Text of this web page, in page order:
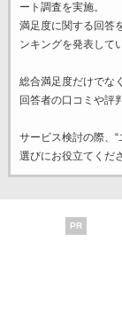
ート調査を実施。
満足度に関する回答
ンキングを発表して
総合満足度だけでな
回答者の口コミや評
サービス検討の際、
選びにお役立てくだ
PR